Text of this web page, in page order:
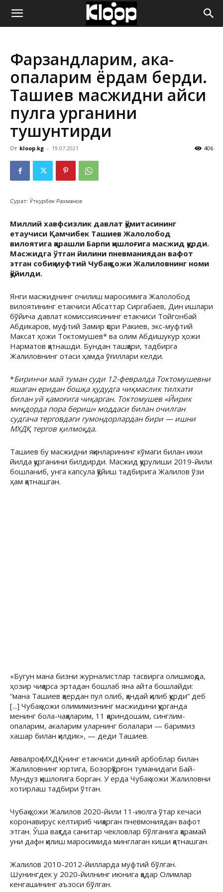
ҚИРҒИЗИСТОН
ЯНГИЛИКЛАРИ
Фарзандларим, ака-
опаларим ёрдам берди.
Ташиев масжидни қайси
пулга қурганини
тушунтирди
От kloop.kg - 19.07.2021 406
Сурат: Ўткурбек Рахманов
Миллий хавфсизлик давлат қўмитасининг
етаучиси Қамчибек Ташиев Жалолобод
вилоятига қарашли Барпи қишлоғига масжид қурди.
Масжидга ўтган йилини пневманиядан вафот
этган собиқ муфтий Чубақ ҳожи Жалиловнинг номи
қўйилди.
Янги масжиднинг очилиш маросимига Жалолобод
вилоятининг етакчиси Абсаттар Сиргабаев, Дин ишлари
бўйича давлат комиссиясининг етакчиси Тойгонбай
Абдикаров, муфтий Замир қори Ракиев, экс-муфтий
Максат ҳожи Токтомушев* ва олим Абдишукур ҳожи
Нарматов қатнашди. Бундан ташқари, тадбирга
Жалиловнинг отаси ҳамда ўғиллари келди.
*Биринчи май туман суди 12-февралда Токтомушевни
яшаган еридан бошқа ҳудудга чиқмаслик тилхати
билан уй қамоғига чиқарган. Токтомушев «Йирик
миқдорда пора бериш» моддаси билан очилган
судгача терговдаги гумондорлардан бири — ишни
МХДҚ тергов қилмоқда.
Ташиев бу масжидни яқинларининг кўмаги билан икки
йилда қурганини билдирди. Масжид қурулиши 2019-йили
бошланиб, унга капсула қўйиш тадбирига Жалилов ўзи
ҳам қатнашган.
«Бугун мана бизни журналистлар тасвирга олишмоқда,
ҳозир чиқарса эртадан бошлаб яна айта бошлайди:
“мана Ташиев қаердан пул олиб, қандай қилиб қурди” деб
[...] Чубақ ҳожи олимимизнинг масжидини қурганда
менинг бола-чақаларим, 11 қариндошим, синглим-
опаларим, акаларим уларнинг болалари — баримиз
хашар билан қилдик», — деди Ташиев.
Аввалроқ МХДҚнинг етакчиси диний арбоблар билан
Жалиловнинг юртига, Бозорқўрғон туманидаги Бай-
Мундуз қишлоғига борган. У ерда Чубақ хожи Жалиловни
хотирлаш тадбири ўтган.
Чубақ ҳожи Жалилов 2020-йили 11-июлга ўтар кечаси
коронавирус келтириб чиқарган пневмониядан вафот
этган. Ўша вақтда санитар чекловлар бўлганига қарамай
уни дафн қилиш маросимида минглаган киши қатнашган.
Жалилов 2010-2012-йилларда муфтий бўлган.
Шунингдек у 2020-йилнинг июнига қадар Олимлар
кенгашининг аъзоси бўлган.